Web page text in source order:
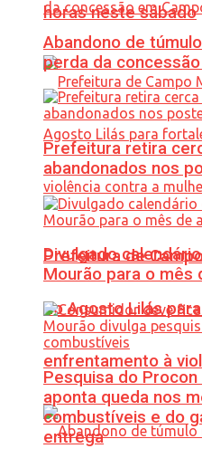
horas neste sábado
Prefeitura de
do Agosto Lilás
enfrentamento à
Abandono de
perda da
Prefeitura retira
abandonados nos
Divulgado
Mourão para o mês
Pesquisa do
aponta queda nos
combustíveis e do
entrega